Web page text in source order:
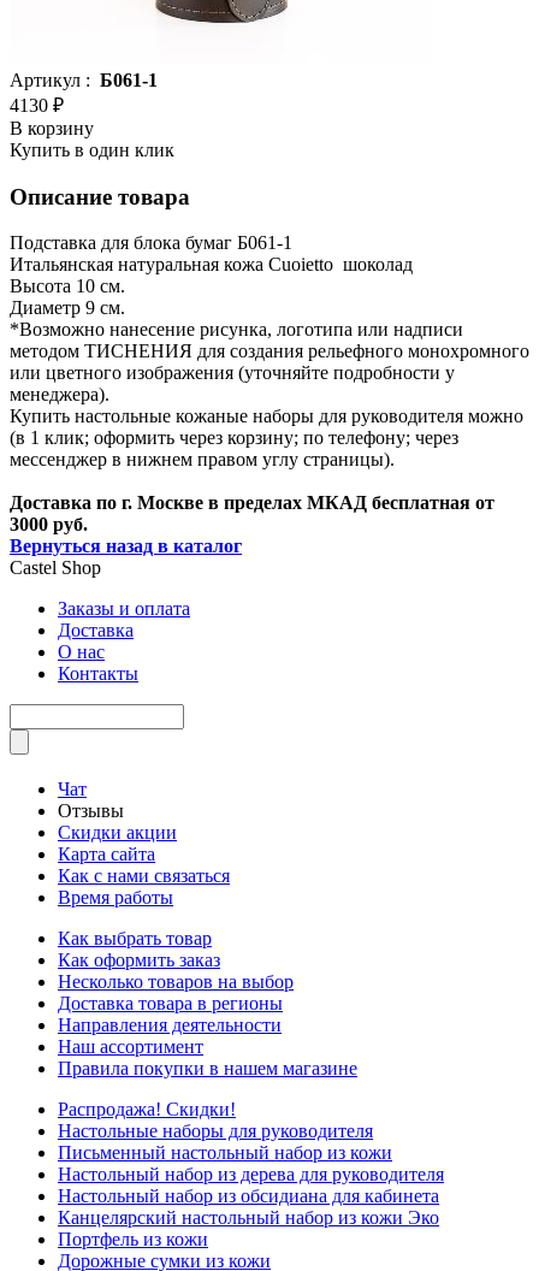
Артикул : Б061-1
4130 ₽
В корзину
Купить в один клик
Описание товара
Подставка для блока бумаг Б061-1
Итальянская натуральная кожа Cuoietto шоколад
Высота 10 см.
Диаметр 9 см.
*Возможно нанесение рисунка, логотипа или надписи
методом ТИСНЕНИЯ для создания рельефного монохромного
или цветного изображения (уточняйте подробности у
менеджера).
Купить настольные кожаные наборы для руководителя можно
(в 1 клик; оформить через корзину; по телефону; через
мессенджер в нижнем правом углу страницы).
Доставка по г. Москве в пределах МКАД бесплатная от
3000 руб.
Вернуться назад в каталог
Castel Shop
Заказы и оплата
Доставка
О нас
Контакты
Чат
Отзывы
Скидки акции
Карта сайта
Как с нами связаться
Время работы
Как выбрать товар
Как оформить заказ
Несколько товаров на выбор
Доставка товара в регионы
Направления деятельности
Наш ассортимент
Правила покупки в нашем магазине
Распродажа! Скидки!
Настольные наборы для руководителя
Письменный настольный набор из кожи
Настольный набор из дерева для руководителя
Настольный набор из обсидиана для кабинета
Канцелярский настольный набор из кожи Эко
Портфель из кожи
Дорожные сумки из кожи